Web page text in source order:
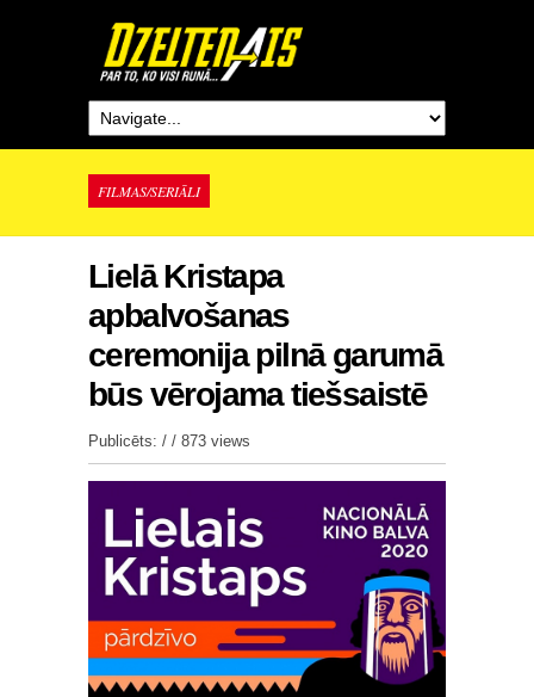
FILMAS/SERIĀLI
Lielā Kristapa
apbalvošanas
ceremonija pilnā garumā
būs vērojama tiešsaistē
Publicēts: / / 873 views